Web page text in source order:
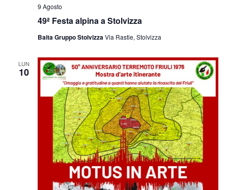
49ª Festa alpina a Stolvizza
9 Agosto
Baita Gruppo StolvizzaVia Rastie, Stolvizza
LUN
10